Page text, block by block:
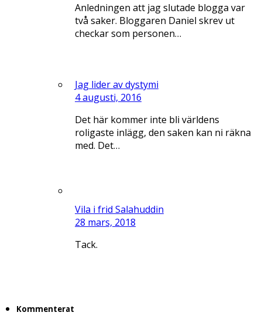
Anledningen att jag slutade blogga var
två saker. Bloggaren Daniel skrev ut
checkar som personen…
Jag lider av dystymi
4 augusti, 2016
Det här kommer inte bli världens
roligaste inlägg, den saken kan ni räkna
med. Det…
Vila i frid Salahuddin
28 mars, 2018
Tack.
Kommenterat